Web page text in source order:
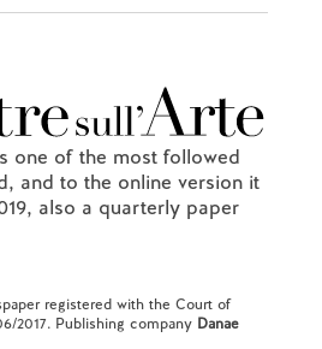
one of the most followed
and to the online version it
also a quarterly paper
registered with the Court of
2017. Publishing company Danae